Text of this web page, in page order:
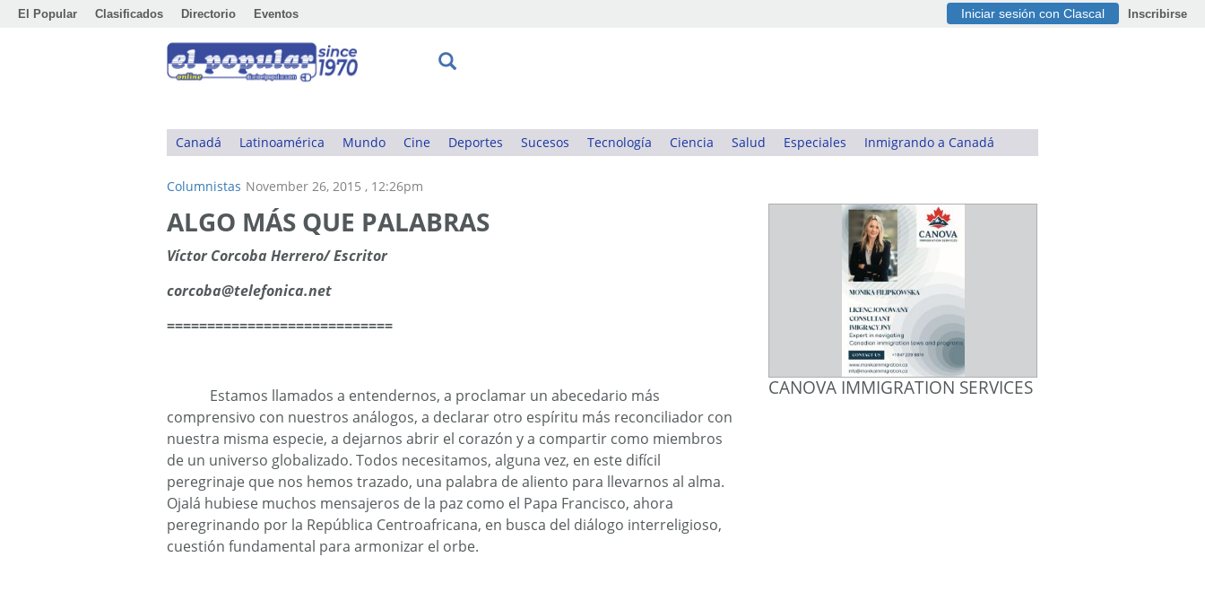
El Popular Clasificados Directorio Eventos Iniciar sesión con Clascal Inscribirse
Canadá Latinoamérica Mundo Cine Deportes Sucesos Tecnología Ciencia Salud Especiales Inmigrando a Canadá
Columnistas November 26, 2015 , 12:26pm
ALGO MÁS QUE PALABRAS
Víctor Corcoba Herrero/ Escritor
corcoba@telefonica.net
============================
Estamos llamados a entendernos, a proclamar un abecedario más
comprensivo con nuestros análogos, a declarar otro espíritu más reconciliador con
nuestra misma especie, a dejarnos abrir el corazón y a compartir como miembros
de un universo globalizado. Todos necesitamos, alguna vez, en este difícil
peregrinaje que nos hemos trazado, una palabra de aliento para llevarnos al alma.
Ojalá hubiese muchos mensajeros de la paz como el Papa Francisco, ahora
peregrinando por la República Centroafricana, en busca del diálogo interreligioso,
cuestión fundamental para armonizar el orbe.
CANOVA IMMIGRATION SERVICES